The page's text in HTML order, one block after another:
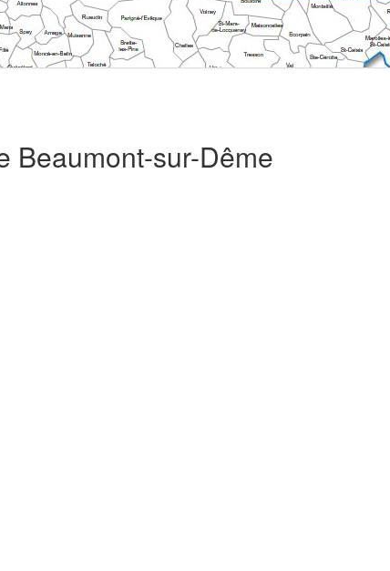
Beaumont-sur-Dême